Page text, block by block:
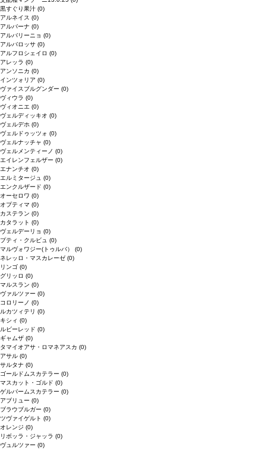
黒すぐり果汁 (0)
アルネイス (0)
アルバーナ (0)
アルバリーニョ (0)
アルバロッサ (0)
アルフロシェイロ (0)
アレッラ (0)
アンソニカ (0)
インツォリア (0)
ヴァイスブルグンダー (0)
ヴィウラ (0)
ヴィオニエ (0)
ヴェルディッキオ (0)
ヴェルデホ (0)
ヴェルドゥッツォ (0)
ヴェルナッチャ (0)
ヴェルメンティーノ (0)
エイレンフェルザー (0)
エナンチオ (0)
エルミタージュ (0)
エンクルザード (0)
オーセロワ (0)
オプティマ (0)
カステラン (0)
カタラット (0)
ヴェルデーリョ (0)
プティ・クルビュ (0)
マルヴォワジー(トゥルバ） (0)
ネレッロ・マスカレーゼ (0)
リンゴ (0)
グリッロ (0)
マルスラン (0)
ヴァルツァー (0)
コロリーノ (0)
ルカツィテリ (0)
キシィ (0)
ルビーレッド (0)
ギャムザ (0)
タマイオアサ・ロマネアスカ (0)
アサル (0)
サルタナ (0)
ゴールドムスカテラー (0)
マスカット・ゴルド (0)
ゲルバームスカテラー (0)
アブリュー (0)
ブラウブルガー (0)
ツヴァイゲルト (0)
オレンジ (0)
リボッラ・ジャッラ (0)
ヴュルツァー (0)